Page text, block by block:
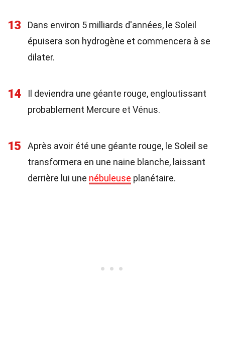
13
Dans environ 5 milliards d'années, le Soleil
épuisera son hydrogène et commencera à se
dilater.
14
Il deviendra une géante rouge, engloutissant
probablement Mercure et Vénus.
15
Après avoir été une géante rouge, le Soleil se
transformera en une naine blanche, laissant
derrière lui une nébuleuse planétaire.